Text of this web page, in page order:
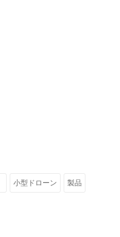
小型ドローン 製品